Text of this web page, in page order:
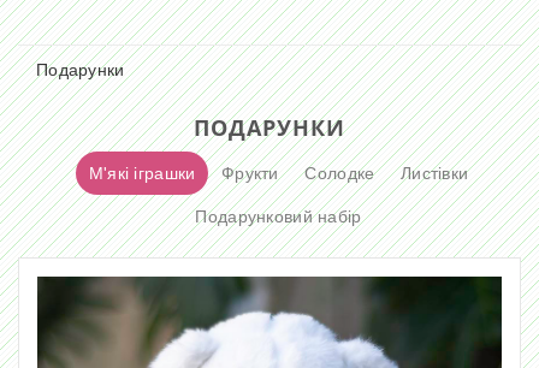
Подарунки
ПОДАРУНКИ
М'які іграшки Фрукти Солодке Листівки
Подарунковий набір